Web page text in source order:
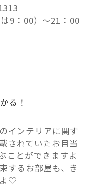
9：00）～21：00
る！
インテリアに関す
されていたお目当
ことができますよ
するお部屋も、き
よ♡